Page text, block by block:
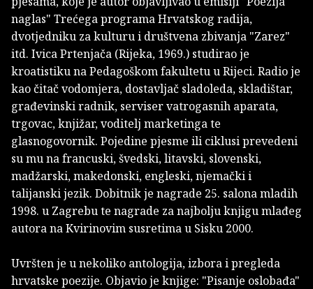
naglas" Trećega programa Hrvatskog radija,
dvotjedniku za kulturu i društvena zbivanja "Zarez"
itd. Ivica Prtenjača (Rijeka, 1969.) studirao je
kroatistiku na Pedagoškom fakultetu u Rijeci. Radio je
kao čitač vodomjera, dostavljač sladoleda, skladištar,
građevinski radnik, serviser vatrogasnih aparata,
trgovac, knjižar, voditelj marketinga te
glasnogovornik. Pojedine pjesme ili ciklusi prevedeni
su mu na francuski, švedski, litavski, slovenski,
madžarski, makedonski, engleski, njemački i
talijanski jezik. Dobitnik je nagrade 25. salona mladih
1998. u Zagrebu te nagrade za najbolju knjigu mlađeg
autora na Kvirinovim susretima u Sisku 2000.
Uvršten je u nekoliko antologija, izbora i pregleda
hrvatske poezije. Objavio je knjige: "Pisanje oslobađa"